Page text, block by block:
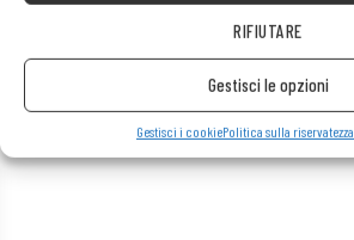
RIFIUTARE
Gestisci le opzioni
Gestisci i cookiePolitica sulla riservatezza